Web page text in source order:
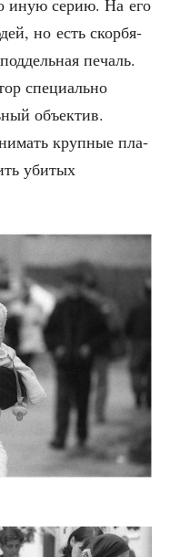
иную серию. На его
но есть скор­бя­
печаль.
спе­ци­аль­но
объ­ек­тив.
круп­ные пла­
уби­тых